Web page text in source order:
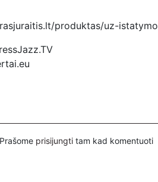
produktas/uz-
galima šiais būdais:
prisijungti tam kad komentuoti